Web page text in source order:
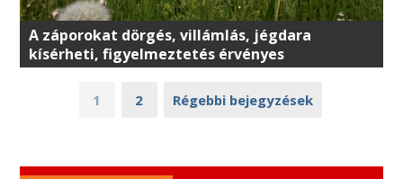
A záporokat dörgés, villámlás, jégdara
kísérheti, figyelmeztetés érvényes
1 2 Régebbi bejegyzések